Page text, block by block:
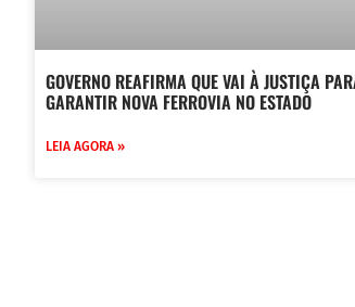
GOVERNO REAFIRMA QUE VAI À JUSTIÇA
GARANTIR NOVA FERROVIA NO ESTADO
LEIA AGORA »